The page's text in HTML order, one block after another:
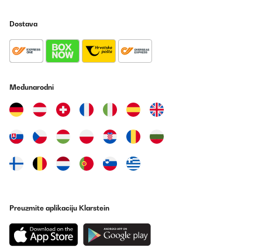
Dostava
Međunarodni
Preuzmite aplikaciju Klarstein